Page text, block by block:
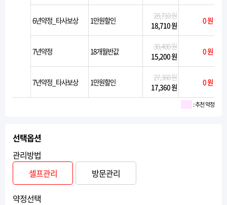
6년약정_타사보상 1만원할인
28,710 원
18,710 원
0 원
7년약정 18개월반값
30,400 원
15,200 원
0 원
7년약정_타사보상 1만원할인
27,360 원
17,360 원
0 원
: 추천 약정
선택옵션
관리방법
셀프관리
방문관리
약정선택